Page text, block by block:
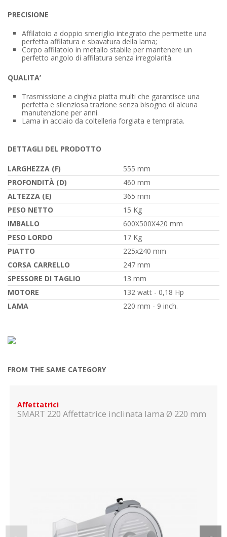
PRECISIONE
Affilatoio a doppio smeriglio integrato che permette una
perfetta affilatura e sbavatura della lama;
Corpo affilatoio in metallo stabile per mantenere un
perfetto angolo di affilatura senza irregolarità.
QUALITA’
Trasmissione a cinghia piatta multi che garantisce una
perfetta e silenziosa trazione senza bisogno di alcuna
manutenzione per anni.
Lama in acciaio da coltelleria forgiata e temprata.
DETTAGLI DEL PRODOTTO
LARGHEZZA (F)
555 mm
PROFONDITÀ (D)
460 mm
ALTEZZA (E)
365 mm
PESO NETTO
15 Kg
IMBALLO
600X500X420 mm
PESO LORDO
17 Kg
PIATTO
225x240 mm
CORSA CARRELLO
247 mm
SPESSORE DI TAGLIO
13 mm
MOTORE
132 watt - 0,18 Hp
LAMA
220 mm - 9 inch.
FROM THE SAME CATEGORY
Affettatrici
SMART 220 Affettatrice inclinata lama Ø 220 mm